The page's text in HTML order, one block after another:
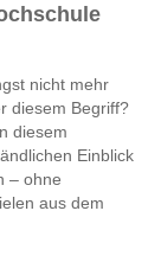
nicht mehr
diesem Begriff?
diesem
Einblick
– ohne
aus dem